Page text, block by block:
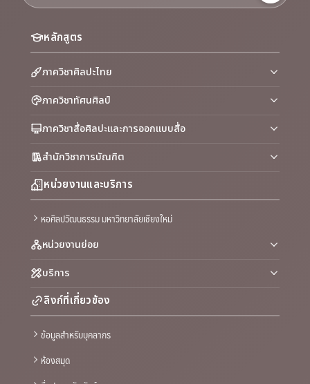
หลักสูตร
ภาควิชาศิลปะไทย
ภาควิชาทัศนศิลป์
ภาควิชาสื่อศิลปะและการออกแบบสื่อ
สำนักวิชาการบัณฑิต
หน่วยงานและบริการ
หอศิลปวัฒนธรรม มหาวิทยาลัยเชียงใหม่
หน่วยงานย่อย
บริการ
ลิงก์ที่เกี่ยวข้อง
ข้อมูลสำหรับบุคลากร
ห้องสมุด